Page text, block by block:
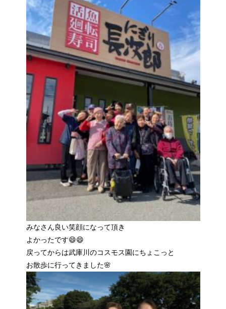
みなさん良い笑顔になって頂き
よかったです😄😄
戻ってからは武庫川のコスモス園にちょこっと
お散歩に行ってきました🌸